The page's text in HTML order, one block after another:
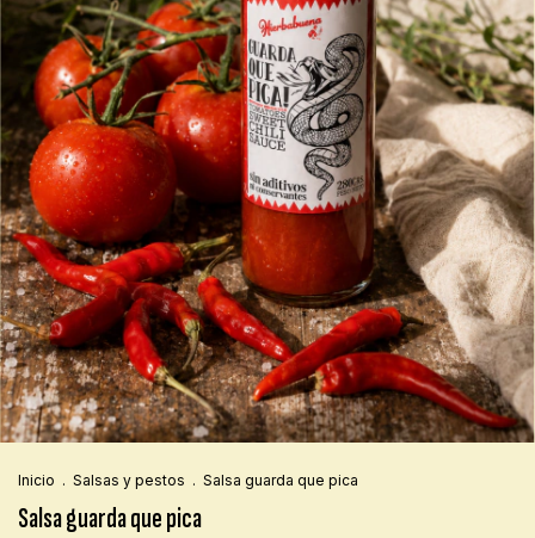
Inicio . Salsas y pestos . Salsa guarda que pica
Salsa guarda que pica